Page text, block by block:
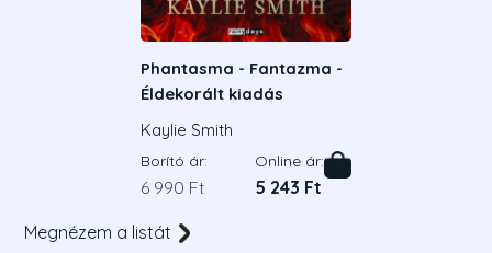
Phantasma - Fantazma -
Éldekorált kiadás
Kaylie Smith
Borító ár:
6 990 Ft
Online ár:
5 243 Ft
Megnézem a listát